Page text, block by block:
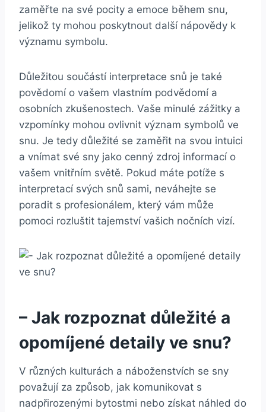
zaměřte na své pocity a emoce během snu,
jelikož ty mohou poskytnout další nápovědy k
významu symbolu.
Důležitou součástí interpretace snů je také
povědomí o vašem vlastním podvědomí a
osobních zkušenostech. Vaše minulé zážitky a
vzpomínky mohou ovlivnit význam symbolů ve
snu. Je tedy důležité se zaměřit na svou intuici
a vnímat své sny jako cenný zdroj informací o
vašem vnitřním světě. Pokud máte potíže s
interpretací svých snů sami, neváhejte se
poradit s profesionálem, který vám může
pomoci rozluštit tajemství vašich nočních vizí.
– Jak rozpoznat důležité a
opomíjené detaily ve snu?
V různých kulturách a náboženstvích se sny
považují za způsob, jak komunikovat s
nadpřirozenými bytostmi nebo získat náhled do